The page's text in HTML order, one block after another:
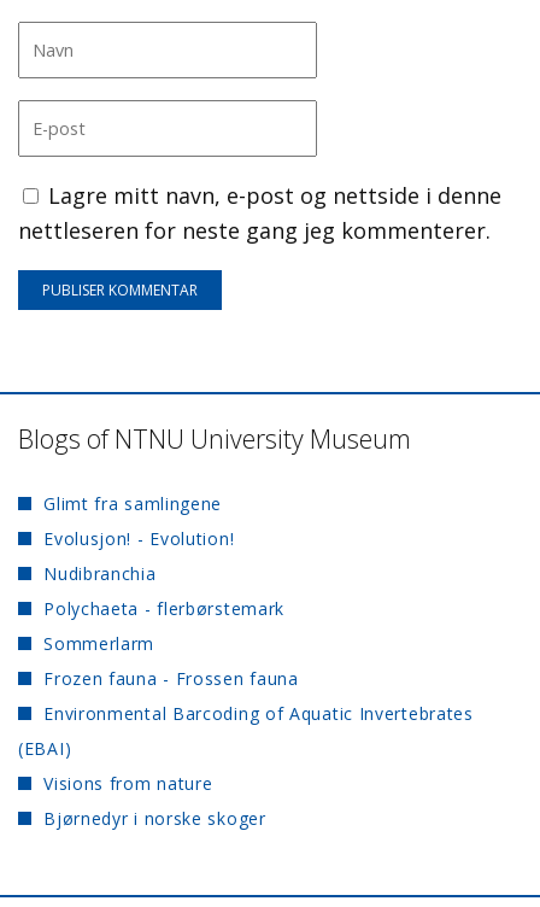
Lagre mitt navn, e-post og nettside i denne
nettleseren for neste gang jeg kommenterer.
Blogs of NTNU University Museum
Glimt fra samlingene
Evolusjon! - Evolution!
Nudibranchia
Polychaeta - flerbørstemark
Sommerlarm
Frozen fauna - Frossen fauna
Environmental Barcoding of Aquatic Invertebrates
(EBAI)
Visions from nature
Bjørnedyr i norske skoger